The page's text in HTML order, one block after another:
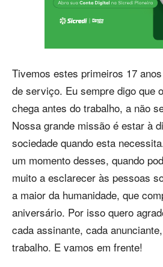
Tivemos estes primeiros 17
de serviço. Eu sempre digo que
chega antes do trabalho, a não
Nossa grande missão é estar à
sociedade quando esta
um momento desses, quando
muito a esclarecer às pessoas
a maior da humanidade, que
aniversário. Por isso quero
cada assinante, cada
trabalho. E vamos em frente!